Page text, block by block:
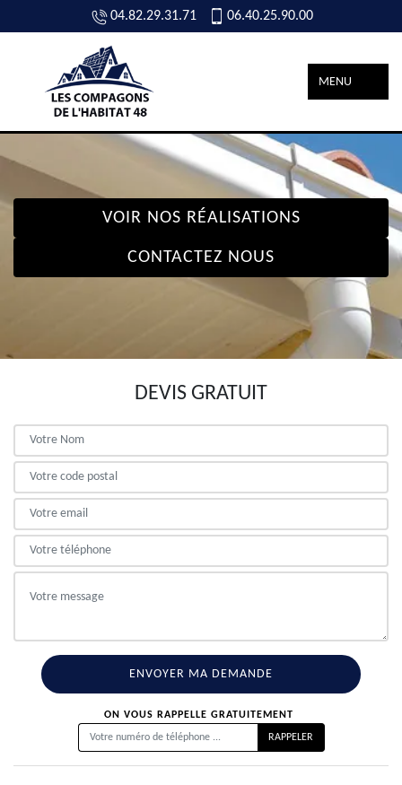
04.82.29.31.71 06.40.25.90.00
MENU
VOIR NOS RÉALISATIONS
CONTACTEZ NOUS
DEVIS GRATUIT
ON VOUS RAPPELLE GRATUITEMENT